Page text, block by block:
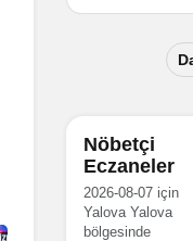
Nöbetçi
Eczaneler
2026-08-07 için
Yalova Yalova
bölgesinde